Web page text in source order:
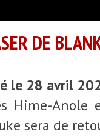
DE
le 28 avril
Hime-Anole
sera de